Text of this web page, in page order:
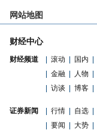
网站地图
财经中心
财经频道 滚动 国内
金融 人物
访谈 博客
证券新闻 行情 自选
要闻 大势